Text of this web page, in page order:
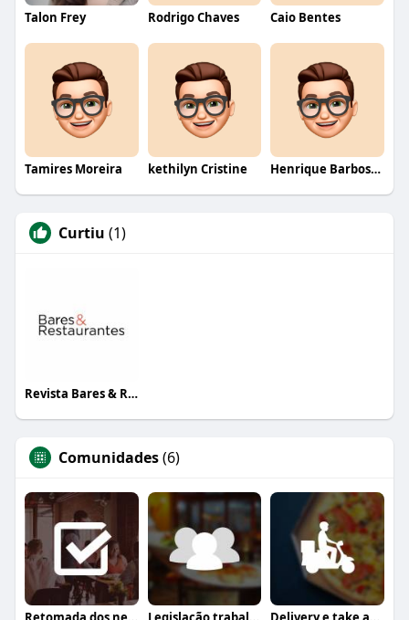
Talon Frey Rodrigo Chaves Caio Bentes
Tamires Moreira kethilyn Cristine Henrique Barbosa Yokobataki
Curtiu (1)
Revista Bares & Restaurantes
Comunidades(6)